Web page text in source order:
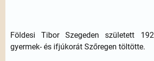
Földesi Tibor Szegeden született
gyermek- és ifjúkorát Szőregen töltötte.